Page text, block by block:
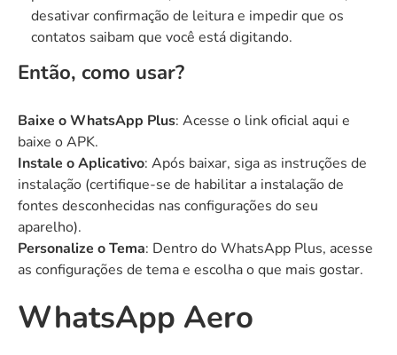
desativar confirmação de leitura e impedir que os
contatos saibam que você está digitando.
Então, como usar?
Baixe o WhatsApp Plus: Acesse o link oficial aqui e
baixe o APK.
Instale o Aplicativo: Após baixar, siga as instruções de
instalação (certifique-se de habilitar a instalação de
fontes desconhecidas nas configurações do seu
aparelho).
Personalize o Tema: Dentro do WhatsApp Plus, acesse
as configurações de tema e escolha o que mais gostar.
WhatsApp Aero